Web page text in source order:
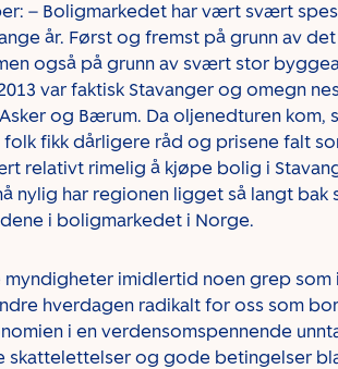
– Boligmarkedet har vært svært
år. Først og fremst på grunn av
også på grunn av svært stor
var faktisk Stavanger og omegn
og Bærum. Da oljenedturen kom,
fikk dårligere råd og prisene falt
relativt rimelig å kjøpe bolig i
nylig har regionen ligget så langt bak
i boligmarkedet i Norge.
myndigheter imidlertid noen grep som
hverdagen radikalt for oss som
i en verdensomspennende
skattelettelser og gode betingelser